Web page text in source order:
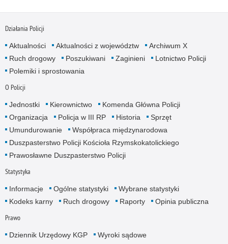
Działania Policji
Aktualności Aktualności z województw
Archiwum X
Ruch drogowy
Poszukiwani Zaginieni
Lotnictwo Policji
Polemiki i sprostowania
O Policji
Jednostki Kierownictwo
Komenda Główna Policji
Organizacja
Policja w III RP Historia
Sprzęt
Umundurowanie
Współpraca międzynarodowa
Duszpasterstwo Policji Kościoła Rzymskokatolickiego
Prawosławne Duszpasterstwo Policji
Statystyka
Informacje Ogólne statystyki
Wybrane statystyki
Kodeks karny
Ruch drogowy Raporty Opinia publiczna
Prawo
Dziennik Urzędowy KGP Wyroki sądowe